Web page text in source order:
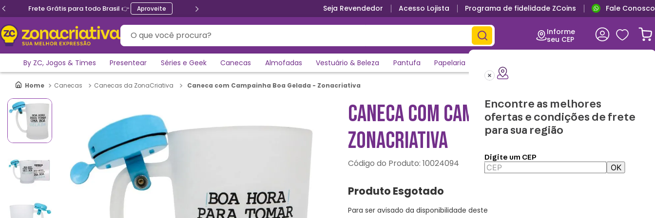
Frete Grátis para todo Brasil 👉 Aproveite Seja Revendedor Acesso Lojista Programa de fidelidade ZCoins Fale Conosco
O que você procura?
Informe
seu CEP
Encontre as melhores
ofertas e condições de frete
para sua região
Digite um CEP
OK
By ZC, Jogos & Times Presentear Séries e Geek Canecas Almofadas Vestuário & Beleza Pantufa Papelaria
Canecas Canecas da ZonaCriativa Caneca com Campainha Boa Gelada - Zonacriativa
CANECA COM CAMPAINHA BOA GELADA -
ZONACRIATIVA
: 10024094